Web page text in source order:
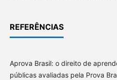
REFERÊNCIAS
Aprova Brasil: o direito de
públicas avaliadas pela Prova